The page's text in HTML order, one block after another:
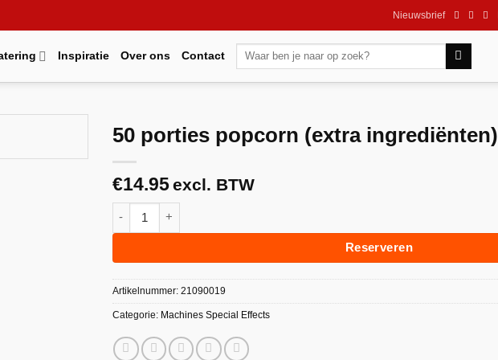
Nieuwsbrief
Inspiratie Over ons Contact
Zoeken
50 porties popcorn (extra ingrediënten)
€14.95excl. BTW
Reserveren
Artikelnummer: 21090019
Categorie: Machines Special Effects